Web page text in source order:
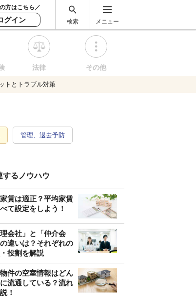
方はこちら／
グイン 検索 メニュー
法律 その他
トとトラブル対策
管理、退去予防
するノウハウ
賃は適正？平均家賃
て設定をしよう！
理会社」と「仲介会
違いは？それぞれの
役割を解説
件の空室情報はどん
流通している？流れ
！